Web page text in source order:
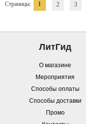
Страницы: 1 2 3
ЛитГид
О магазине
Мероприятия
Способы оплаты
Способы доставки
Промо